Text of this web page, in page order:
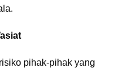
pihak-pihak yang